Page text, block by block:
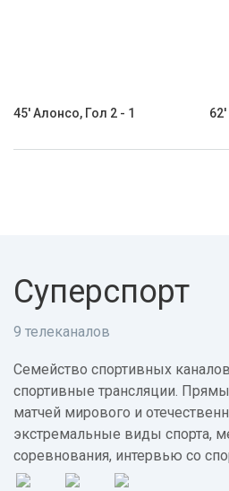
45' Алонсо, Гол 2 - 1
Суперспорт
9 телеканалов
Семейство спортивных
спортивные трансляции.
матчей мирового и
экстремальные виды спорта,
соревнования, интервью со